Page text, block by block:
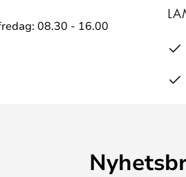
08.30 - 16.00